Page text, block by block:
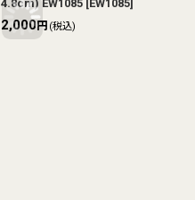
4.8cm) EW1085 [EW1085]
2,000円 (税込)